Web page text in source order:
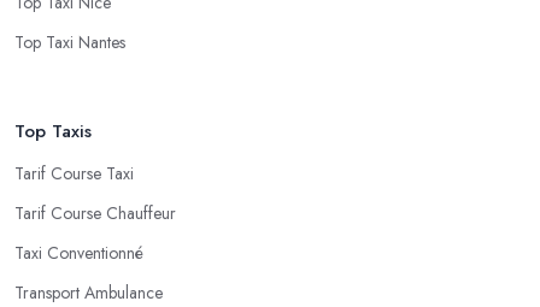
Top Taxi Nantes
Top Taxis
Tarif Course Taxi
Tarif Course Chauffeur
Taxi Conventionné
Transport Ambulance